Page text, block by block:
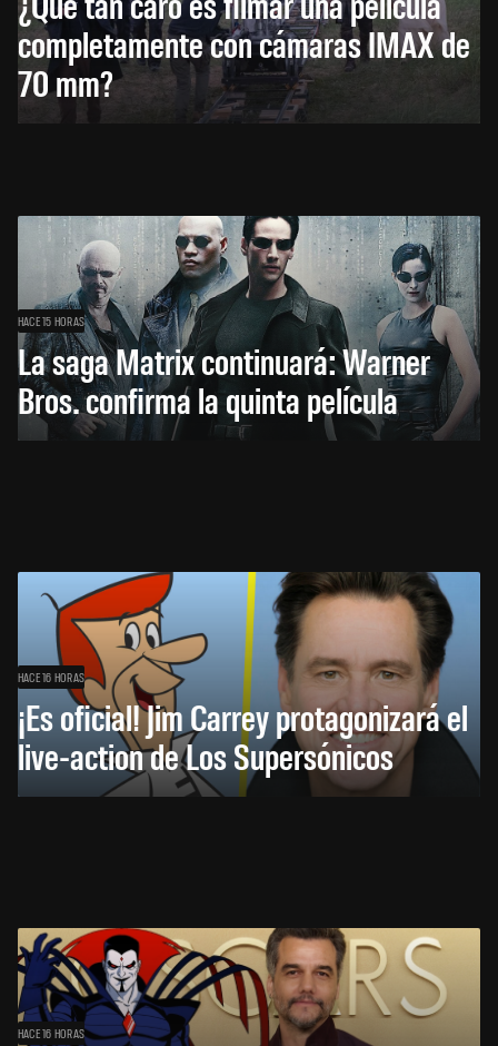
completamente con cámaras IMAX de
70 mm?
HACE 15 HORAS
La saga Matrix continuará: Warner
Bros. confirma la quinta película
HACE 16 HORAS
¡Es oficial! Jim Carrey protagonizará el
live-action de Los Supersónicos
HACE 16 HORAS